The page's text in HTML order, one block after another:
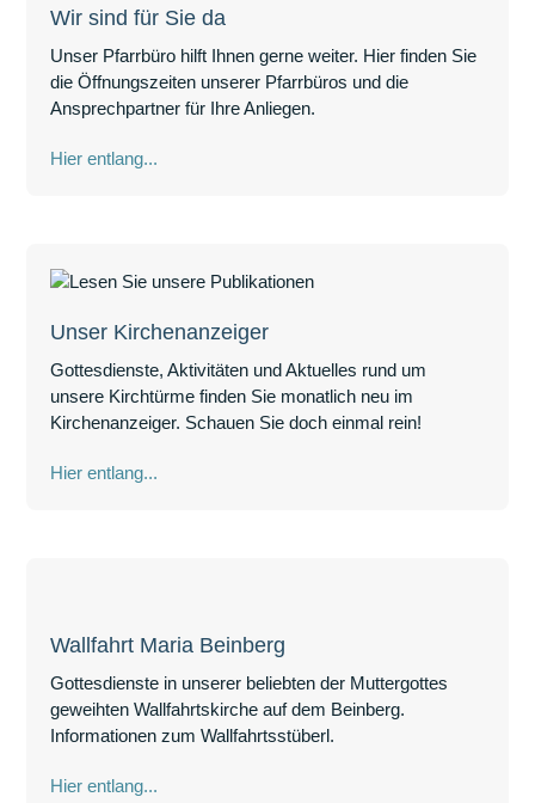
Wir sind für Sie da
Unser Pfarrbüro hilft Ihnen gerne weiter. Hier finden Sie
die Öffnungszeiten unserer Pfarrbüros und die
Ansprechpartner für Ihre Anliegen.
Hier entlang...
Unser Kirchenanzeiger
Gottesdienste, Aktivitäten und Aktuelles rund um
unsere Kirchtürme finden Sie monatlich neu im
Kirchenanzeiger. Schauen Sie doch einmal rein!
Hier entlang...
Wallfahrt Maria Beinberg
Gottesdienste in unserer beliebten der Muttergottes
geweihten Wallfahrtskirche auf dem Beinberg.
Informationen zum Wallfahrtsstüberl.
Hier entlang...